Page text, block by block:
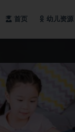
首页 幼儿资源